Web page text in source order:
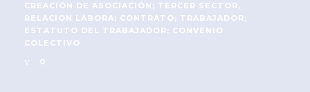
CREACIÓN DE ASOCIACIÓN; TERCER SECTOR ,
RELACION LABORA; CONTRATO; TRABAJADOR;
ESTATUTO DEL TRABAJADOR; CONVENIO
COLECTIVO
0